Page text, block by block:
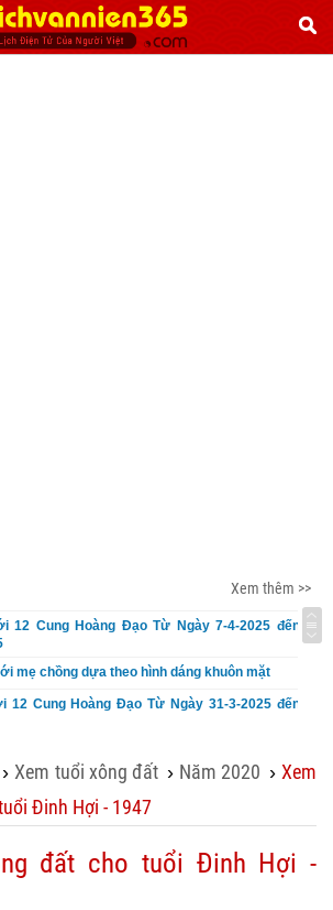
Xem thêm >>
12 Cung Hoàng Đạo Từ Ngày 7-4-2025 đến
mẹ chồng dựa theo hình dáng khuôn mặt
12 Cung Hoàng Đạo Từ Ngày 31-3-2025 đến
›Xem tuổi xông đất › Năm 2020 ›Xem
Đinh Hợi - 1947
đất cho tuổi Đinh Hợi -